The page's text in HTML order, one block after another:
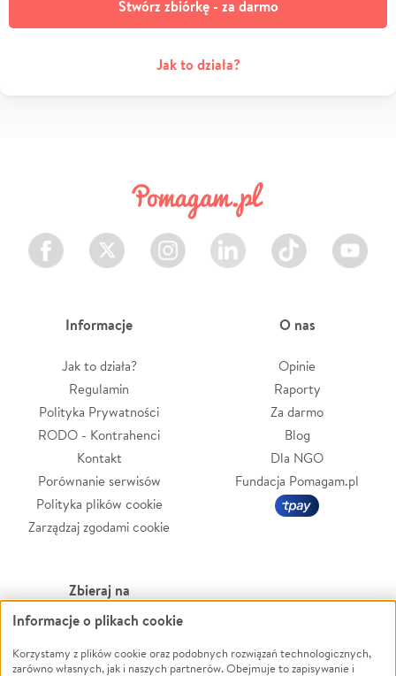
Stwórz zbiórkę - za darmo
Jak to działa?
Facebook Twitter Instagram LinkedIn TikTok Youtube
Informacje
Jak to działa?
Regulamin
Polityka Prywatności
RODO - Kontrahenci
Kontakt
Porównanie serwisów
Polityka plików cookie
Zarządzaj zgodami cookie
O nas
Opinie
Raporty
Za darmo
Blog
Dla NGO
Fundacja Pomagam.pl
Zbieraj na
Leczenie
Zwierzęta
Powódź
Informacje o plikach cookie
Korzystamy z plików cookie oraz podobnych rozwiązań technologicznych,
zarówno własnych, jak i naszych partnerów. Obejmuje to zapisywanie i